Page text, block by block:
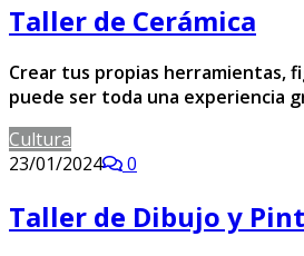
Taller de Cerámica
Crear tus propias herramientas,
puede ser toda una experiencia
Cultura
23/01/2024
0
Taller de Dibujo y